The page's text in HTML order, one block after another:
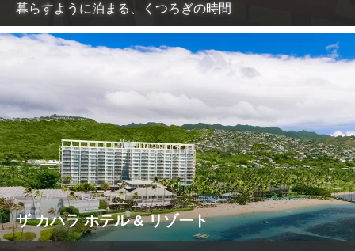
暮らすように泊まる、くつろぎの時間
ザ カハラ ホテル & リゾート